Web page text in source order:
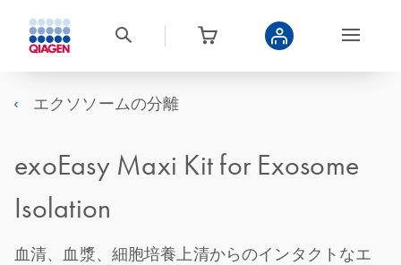
エクソソームの分離
exoEasy Maxi Kit for Exosome
Isolation
血清、血漿、細胞培養上清からのインタクトなエ